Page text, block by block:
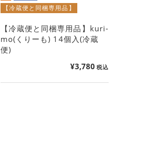
【冷蔵便と同梱専用品】
【冷蔵便と同梱専用品】kuri-
mo(くりーも) 14個入(冷蔵
便)
¥3,780 税込